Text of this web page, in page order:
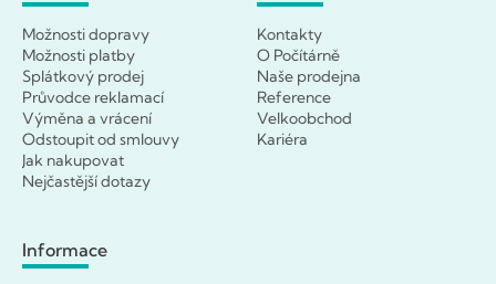
Možnosti dopravy
Možnosti platby
Splátkový prodej
Průvodce reklamací
Výměna a vrácení
Odstoupit od smlouvy
Jak nakupovat
Nejčastější dotazy
Kontakty
O Počítárně
Naše prodejna
Reference
Velkoobchod
Kariéra
Informace